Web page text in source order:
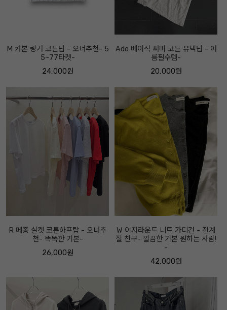
M 카본 링거 코튼탑 - 오너추천- 5
5~77타켓-
24,000원
Ado 베이직 써머 코튼 유넥탑 - 여
름필수템-
20,000원
R 메종 실켓 코튼하프탑 - 오너추
천- 똑똑한 기본-
26,000원
W 이지라운드 니트 가디건 - 전계
절 친구- 깔끔한 기본 원하는 사람!
-
42,000원